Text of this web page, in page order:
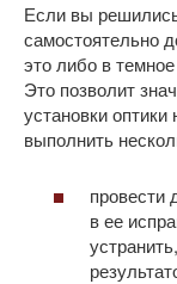
Если вы
самостоятельно
это либо в
Это позволит
установки оптики
выполнить
провести
в ее